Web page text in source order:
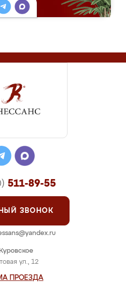
ул., 12
ПРОЕЗДА
511-89-55
ЗВОНОК